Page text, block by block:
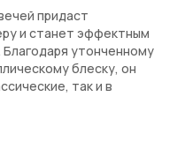
придаст
и станет эффектным
утонченному
блеску, он
так и в